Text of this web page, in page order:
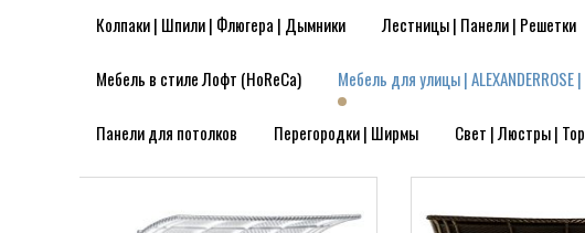
Колпаки | Шпили | Флюгера | Дымники Лестницы | Панели | Решетки
Мебель в стиле Лофт (HoReCa) Мебель для улицы |
Панели для потолков Перегородки | Ширмы Свет | Люстры |